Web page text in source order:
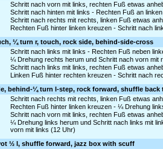
Schritt nach vorn mit links, rechten Fuß etwas
Schritt nach hinten mit links - Rechten Fuß an
Schritt nach rechts mit rechts, linken Fuß etwas
Rechten Fuß hinter linken kreuzen - Schritt nach
¼ turn r, touch, rock side, behind-side-cross
Schritt nach links mit links - Rechten Fuß neben
¼ Drehung rechts herum und Schritt nach vorn mit
Schritt nach links mit links, rechten Fuß etwas
Linken Fuß hinter rechten kreuzen - Schritt nach
behind-¼ turn l-step, rock forward, shuffle
Schritt nach rechts mit rechts, linken Fuß etwas
Rechten Fuß hinter linken kreuzen - ¼ Drehung
Schritt nach vorn mit links, rechten Fuß etwas
¼ Drehung links herum und Schritt nach links mit
vorn mit links (12 Uhr)
½ l, shuffle forward, jazz box with scuff